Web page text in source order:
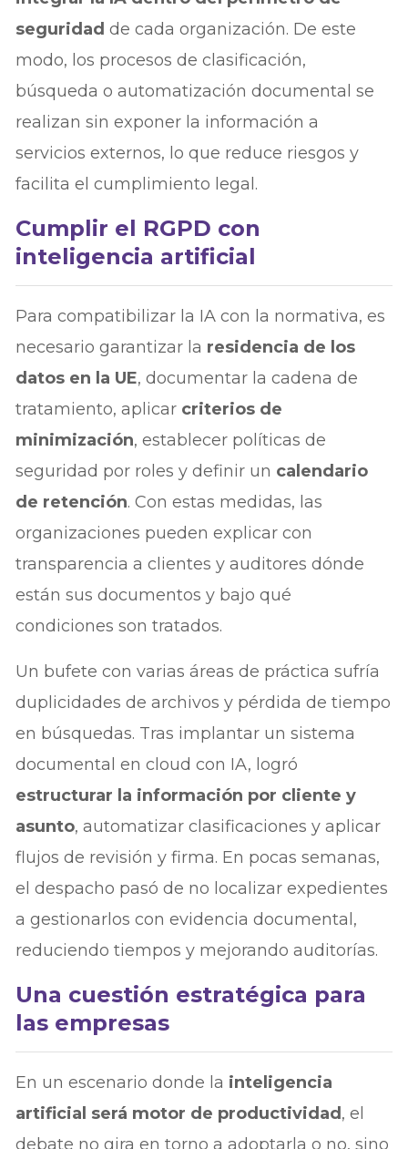
seguridad de cada organización. De este
modo, los procesos de clasificación,
búsqueda o automatización documental se
realizan sin exponer la información a
servicios externos, lo que reduce riesgos y
facilita el cumplimiento legal.
Cumplir el RGPD con
inteligencia artificial
Para compatibilizar la IA con la normativa, es
necesario garantizar la residencia de los
datos en la UE, documentar la cadena de
tratamiento, aplicar criterios de
minimización, establecer políticas de
seguridad por roles y definir un calendario
de retención. Con estas medidas, las
organizaciones pueden explicar con
transparencia a clientes y auditores dónde
están sus documentos y bajo qué
condiciones son tratados.
Un bufete con varias áreas de práctica sufría
duplicidades de archivos y pérdida de tiempo
en búsquedas. Tras implantar un sistema
documental en cloud con IA, logró
estructurar la información por cliente y
asunto, automatizar clasificaciones y aplicar
flujos de revisión y firma. En pocas semanas,
el despacho pasó de no localizar expedientes
a gestionarlos con evidencia documental,
reduciendo tiempos y mejorando auditorías.
Una cuestión estratégica para
las empresas
En un escenario donde la inteligencia
artificial será motor de productividad , el
debate no gira en torno a adoptarla o no, sino